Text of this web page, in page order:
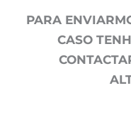
PARA
CASO